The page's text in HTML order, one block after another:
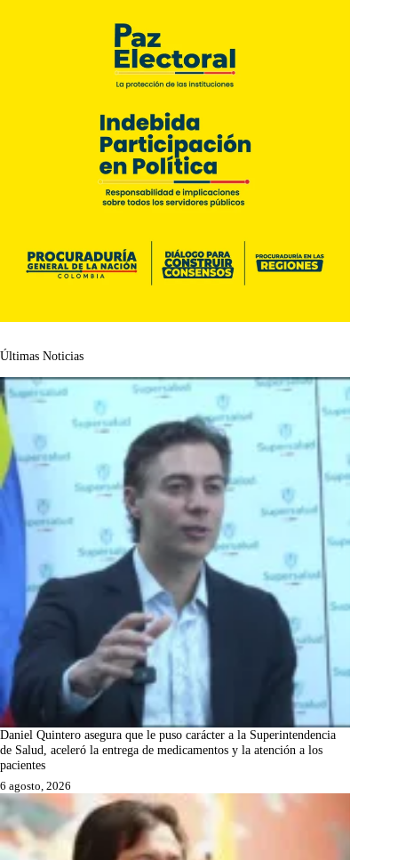
Últimas Noticias
Daniel Quintero asegura que le puso carácter a la Superintendencia
de Salud, aceleró la entrega de medicamentos y la atención a los
pacientes
6 agosto, 2026